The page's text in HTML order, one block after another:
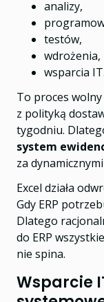
analizy,
testów,
wdrożenia,
wsparcia IT.
To proces
z polityką
tygodniu.
system
za
Excel działa
Gdy ERP
Dlatego
do ERP
nie spina.
Wsparcie